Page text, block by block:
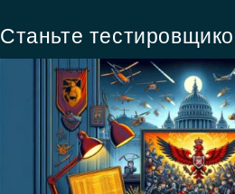
Станьте